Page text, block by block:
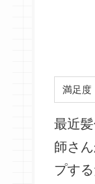
満足度
最近
師さ
プす